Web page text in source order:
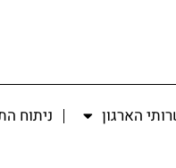
הארגון ניתוח